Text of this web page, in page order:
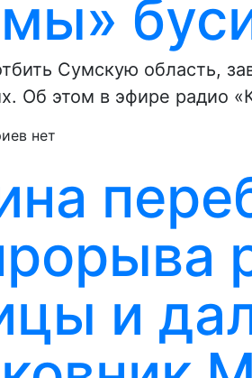
Сумскую область,
Об этом в эфире радио
нет
и